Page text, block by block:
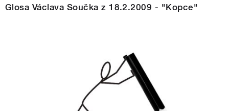
Glosa Václava Součka z 18.2.2009 - "Kopce"